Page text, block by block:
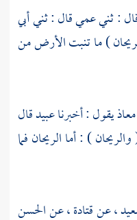
: ثني عمي قال : ثني أبي
) ما تنبت الأرض من
يقول : أخبرناعبيدقال
) : أما الريحان فما
، عنقتادة، عنالحسن